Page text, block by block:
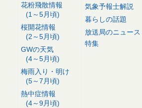
花粉飛散情報
(1～5月頃)
桜開花情報
(2～5月頃)
GWの天気
(4～5月頃)
梅雨入り・明け
(5～7月頃)
熱中症情報
(4～9月頃)
気象予報士解説
暮らしの話題
放送局のニュース
特集